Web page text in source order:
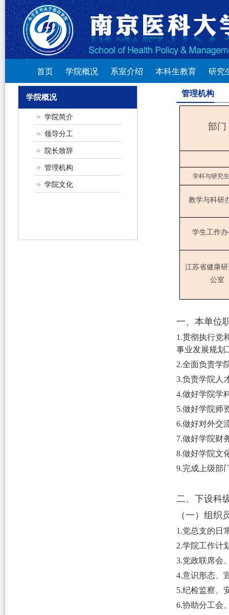
首页 学院概况 系室介绍 本科生教育 研究
学院概况
学院简介
领导分工
院长致辞
管理机构
学院文化
管理机构
部门
学科与研究
教学与科研
学生工作
江苏省健康
公室
一、本单位
1 .贯彻执行党
事业发展规划
2.全面负责学
3.负责学院人
4.做好学院学
5.做好学院师
6.做好对外交
7.做好学院财
8.做好学院文
9.完成上级部
二、下设科
（一）组织
1.党总支的日
2.学院工作计
3.党政联席会
4.意识形态、
5.纪检监察、
6.协助分工会